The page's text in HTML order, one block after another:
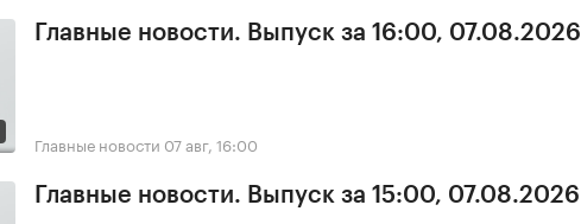
Главные новости. Выпуск за 16:00, 07.08.2026
Главные новости 07 авг, 16:00
Главные новости. Выпуск за 15:00, 07.08.2026